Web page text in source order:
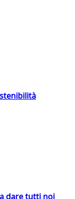
dare tutti noi